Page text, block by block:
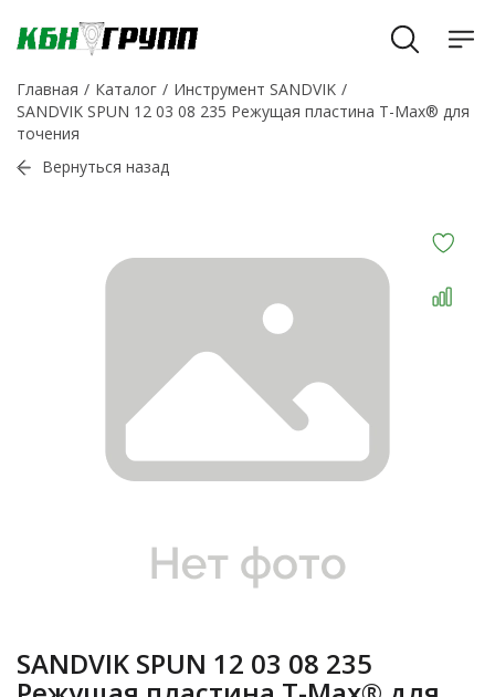
Главная Каталог
Инструмент SANDVIK
SANDVIK SPUN 12 03 08 235 Режущая пластина T-Max® для
точения
Вернуться назад
SANDVIK SPUN 12 03 08 235